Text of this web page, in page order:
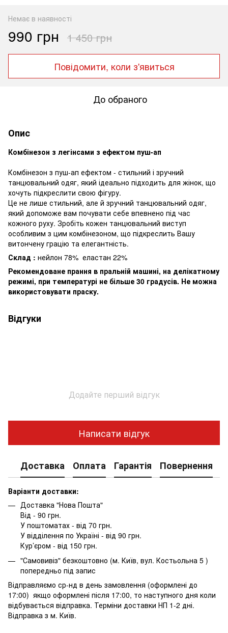
Немає в наявності
990 грн 1 450 грн
Повідомити, коли з'явиться
До обраного
Опис
Комбінезон з легінсами з ефектом пуш-ап
Комбінезон з пуш-ап ефектом - стильний і зручний
танцювальний одяг, який ідеально підходить для жінок, що
хочуть підкреслити свою фігуру.
Це не лише стильний, але й зручний танцювальний одяг,
який допоможе вам почувати себе впевнено під час
кожного руху. Зробіть кожен танцювальний виступ
особливим з цим комбінезоном, що підкреслить Вашу
витончену грацію та елегантність.
Склад : нейлон 78% еластан 22%
Рекомендоване прання в пральній машині, на делікатному
режимі, при температурі не більше 30 градусів. Не можна
використовувати праску.
Відгуки
Додайте перший відгук
Написати відгук
Доставка Оплата Гарантія Повернення
Варіанти доставки:
Доставка "Нова Пошта"
Від - 90 грн.
У поштоматах - від 70 грн.
У відділення по Україні - від 90 грн.
Кур’єром - від 150 грн.
"Самовивіз" безкоштовно (м. Київ, вул. Костьольна 5 )
попередньо під запис
Відправляємо ср-нд в день замовлення (оформлені до
17:00) якщо оформлені після 17:00, то наступного дня коли
відбувається відправка. Терміни доставки НП 1-2 дні.
Відправка з м. Київ.